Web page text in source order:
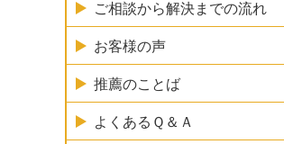
ご相談から解決までの流れ
お客様の声
推薦のことば
よくあるＱ＆Ａ